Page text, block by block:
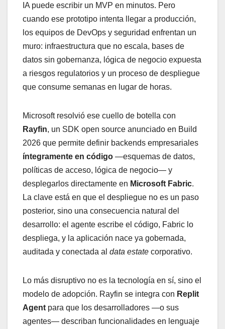
IA puede escribir un MVP en minutos. Pero
cuando ese prototipo intenta llegar a producción,
los equipos de DevOps y seguridad enfrentan un
muro: infraestructura que no escala, bases de
datos sin gobernanza, lógica de negocio expuesta
a riesgos regulatorios y un proceso de despliegue
que consume semanas en lugar de horas.
Microsoft resolvió ese cuello de botella con
Rayfin, un SDK open source anunciado en Build
2026 que permite definir backends empresariales
íntegramente en código —esquemas de datos,
políticas de acceso, lógica de negocio— y
desplegarlos directamente en Microsoft Fabric.
La clave está en que el despliegue no es un paso
posterior, sino una consecuencia natural del
desarrollo: el agente escribe el código, Fabric lo
despliega, y la aplicación nace ya gobernada,
auditada y conectada al data estate corporativo.
Lo más disruptivo no es la tecnología en sí, sino el
modelo de adopción. Rayfin se integra con Replit
Agent para que los desarrolladores —o sus
agentes— describan funcionalidades en lenguaje